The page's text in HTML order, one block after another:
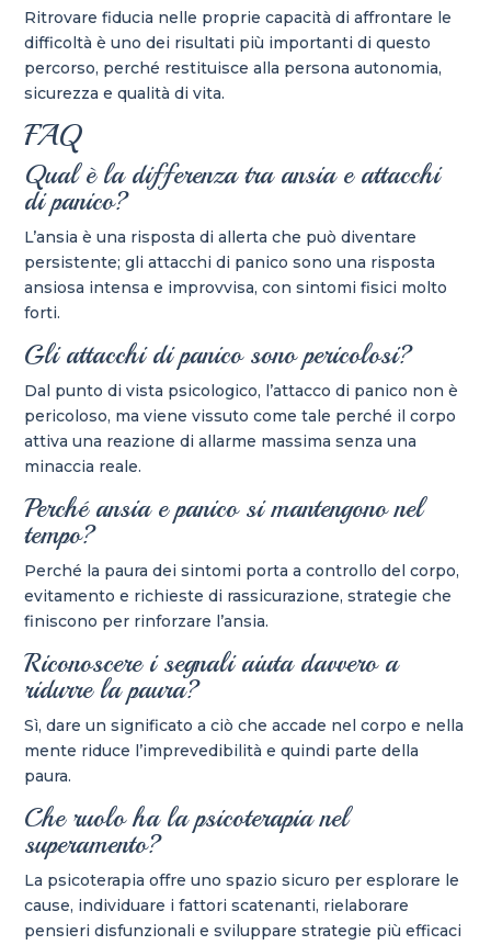
Ritrovare fiducia nelle proprie capacità di affrontare le
difficoltà è uno dei risultati più importanti di questo
percorso, perché restituisce alla persona autonomia,
sicurezza e qualità di vita.
FAQ
Qual è la differenza tra ansia e attacchi
di panico?
L’ansia è una risposta di allerta che può diventare
persistente; gli attacchi di panico sono una risposta
ansiosa intensa e improvvisa, con sintomi fisici molto
forti.
Gli attacchi di panico sono pericolosi?
Dal punto di vista psicologico, l’attacco di panico non è
pericoloso, ma viene vissuto come tale perché il corpo
attiva una reazione di allarme massima senza una
minaccia reale.
Perché ansia e panico si mantengono nel
tempo?
Perché la paura dei sintomi porta a controllo del corpo,
evitamento e richieste di rassicurazione, strategie che
finiscono per rinforzare l’ansia.
Riconoscere i segnali aiuta davvero a
ridurre la paura?
Sì, dare un significato a ciò che accade nel corpo e nella
mente riduce l’imprevedibilità e quindi parte della
paura.
Che ruolo ha la psicoterapia nel
superamento?
La psicoterapia offre uno spazio sicuro per esplorare le
cause, individuare i fattori scatenanti, rielaborare
pensieri disfunzionali e sviluppare strategie più efficaci